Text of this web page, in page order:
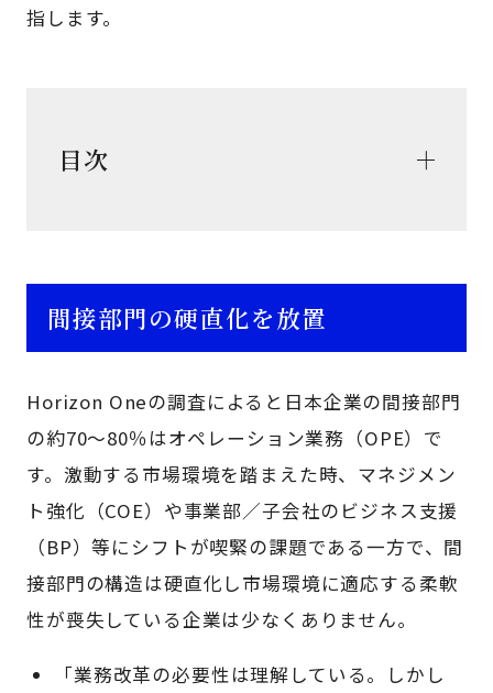
指します。
目次
間接部門の硬直化を放置
Horizon Oneの調査によると日本企業の間接部門
の約70～80％はオペレーション業務（OPE）で
す。激動する市場環境を踏まえた時、マネジメン
ト強化（COE）や事業部／子会社のビジネス支援
（BP）等にシフトが喫緊の課題である一方で、間
接部門の構造は硬直化し市場環境に適応する柔軟
性が喪失している企業は少なくありません。
「業務改革の必要性は理解している。しかし